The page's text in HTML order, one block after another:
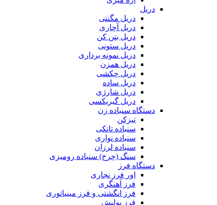
دریل
دریل مگنتی
دریل آچاری
دریل بتن کن
دریل ستونی
دریل نمونه برداری
دریل همزن
دریل چکشی
دریل ساده
دریل شارژی
دریل گیربکسی
دستگاه سنباده زن
تیزکن
سنباده تانکی
سنباده نواری
سنباده لرزان
سنگ (چرخ) سنباده رومیزی
دستگاه فرز
اور فرز نجاری
فرز آهنگری
فرز انگشتی و فرز مینیاتوری
فرز پولیش